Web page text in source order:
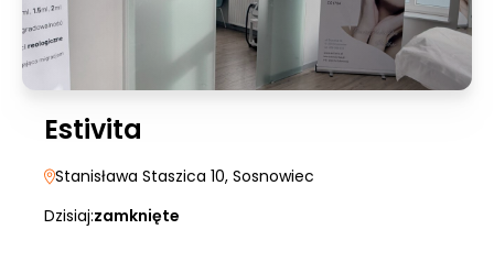
Estivita
Stanisława Staszica 10, Sosnowiec
Dzisiaj:zamknięte